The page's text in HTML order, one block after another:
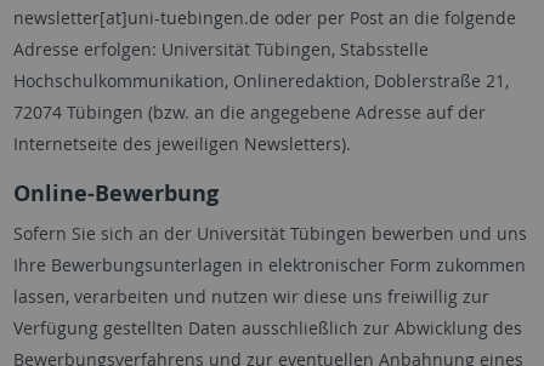
newsletter[at]uni-tuebingen.de oder per Post an die folgende
Adresse erfolgen: Universität Tübingen, Stabsstelle
Hochschulkommunikation, Onlineredaktion, Doblerstraße 21,
72074 Tübingen (bzw. an die angegebene Adresse auf der
Internetseite des jeweiligen Newsletters).
Online-Bewerbung
Sofern Sie sich an der Universität Tübingen bewerben und uns
Ihre Bewerbungsunterlagen in elektronischer Form zukommen
lassen, verarbeiten und nutzen wir diese uns freiwillig zur
Verfügung gestellten Daten ausschließlich zur Abwicklung des
Bewerbungsverfahrens und zur eventuellen Anbahnung eines